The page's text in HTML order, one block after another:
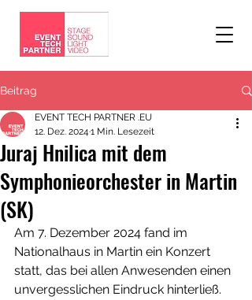
Beitrag
Juraj Hnilica mit dem
Symphonieorchester in Martin
(SK)
EVENT TECH PARTNER .EU
12. Dez. 2024 1 Min. Lesezeit
Am 7. Dezember 2024 fand im
Nationalhaus in Martin ein Konzert
statt, das bei allen Anwesenden einen
unvergesslichen Eindruck hinterließ.